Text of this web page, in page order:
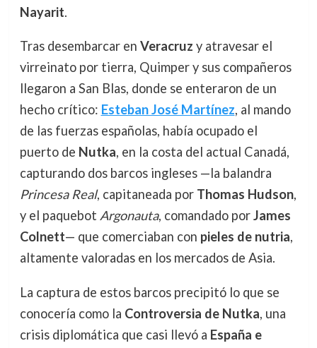
Nayarit.
Tras desembarcar en Veracruz y atravesar el
virreinato por tierra, Quimper y sus compañeros
llegaron a San Blas, donde se enteraron de un
hecho crítico: Esteban José Martínez, al mando
de las fuerzas españolas, había ocupado el
puerto de Nutka, en la costa del actual Canadá,
capturando dos barcos ingleses —la balandra
Princesa Real, capitaneada por Thomas Hudson,
y el paquebot Argonauta, comandado porJames
Colnett— que comerciaban con pieles de nutria,
altamente valoradas en los mercados de Asia.
La captura de estos barcos precipitó lo que se
conocería como la Controversia de Nutka, una
crisis diplomática que casi llevó a España e